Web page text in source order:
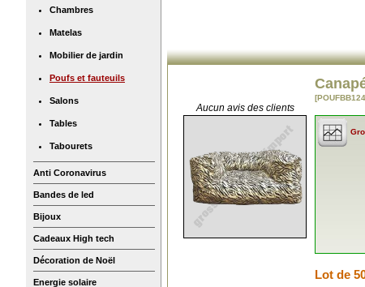
Chambres
Matelas
Mobilier de jardin
Poufs et fauteuils
Salons
Tables
Tabourets
Anti Coronavirus
Bandes de led
Bijoux
Cadeaux High tech
Décoration de Noël
Energie solaire
Aucun avis des clients
Lot de